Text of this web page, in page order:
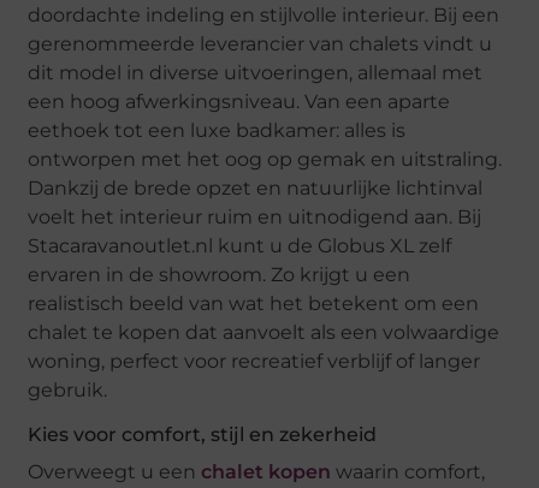
doordachte indeling en stijlvolle interieur. Bij een
gerenommeerde leverancier van chalets vindt u
dit model in diverse uitvoeringen, allemaal met
een hoog afwerkingsniveau. Van een aparte
eethoek tot een luxe badkamer: alles is
ontworpen met het oog op gemak en uitstraling.
Dankzij de brede opzet en natuurlijke lichtinval
voelt het interieur ruim en uitnodigend aan. Bij
Stacaravanoutlet.nl kunt u de Globus XL zelf
ervaren in de showroom. Zo krijgt u een
realistisch beeld van wat het betekent om een
chalet te kopen dat aanvoelt als een volwaardige
woning, perfect voor recreatief verblijf of langer
gebruik.
Kies voor comfort, stijl en zekerheid
Overweegt u eenchalet kopen waarin comfort,